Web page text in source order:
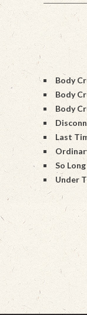
Body
Body
Body
Last
So
Under